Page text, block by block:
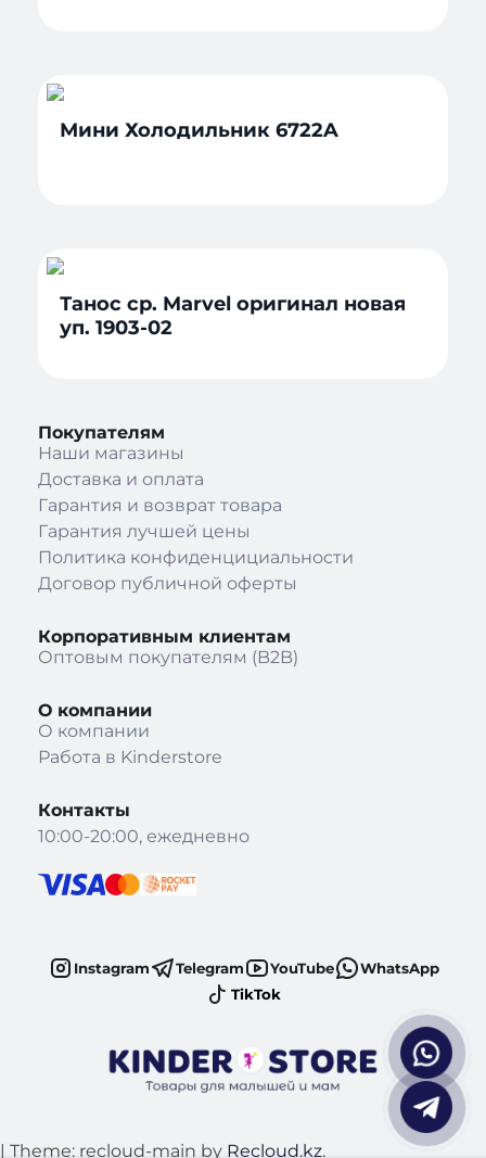
Мини Холодильник 6722A
Танос ср. Marvel оригинал новая
уп. 1903-02
Покупателям
Наши магазины
Доставка и оплата
Гарантия и возврат товара
Гарантия лучшей цены
Политика конфиденцициальности
Договор публичной оферты
Корпоративным клиентам
Оптовым покупателям (B2B)
О компании
О компании
Работа в Kinderstore
Контакты
10:00-20:00, ежедневно
Instagram Telegram YouTube
WhatsApp
TikTok
Theme: recloud-main by Recloud.kz.